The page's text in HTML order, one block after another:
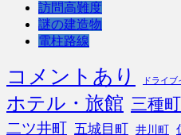
訪問高難度
謎の建造物
電柱路線
コメントあり ドライブ
ホテル・旅館 三種町
二ツ井町 五城目町 井川町